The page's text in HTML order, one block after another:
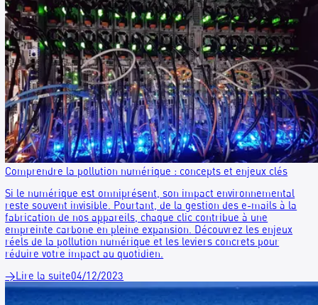
RGPD et documents papiers : quel règlement ?
Entré en vigueur le 25 mai 2018 dans l'union européenne, le
règlement général sur la protection des données (RGPD)
le traitement et l'utilisation des données personnelles au
tout organisme public ou privé : entreprise, collectivité,
→Lire la suite19/03/2025